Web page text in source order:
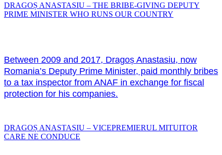
DRAGOȘ ANASTASIU – THE BRIBE-GIVING DEPUTY
PRIME MINISTER WHO RUNS OUR COUNTRY
Between 2009 and 2017, Dragoș Anastasiu, now
Romania’s Deputy Prime Minister, paid monthly bribes
to a tax inspector from ANAF in exchange for fiscal
protection for his companies.
DRAGOȘ ANASTASIU – VICEPREMIERUL MITUITOR
CARE NE CONDUCE